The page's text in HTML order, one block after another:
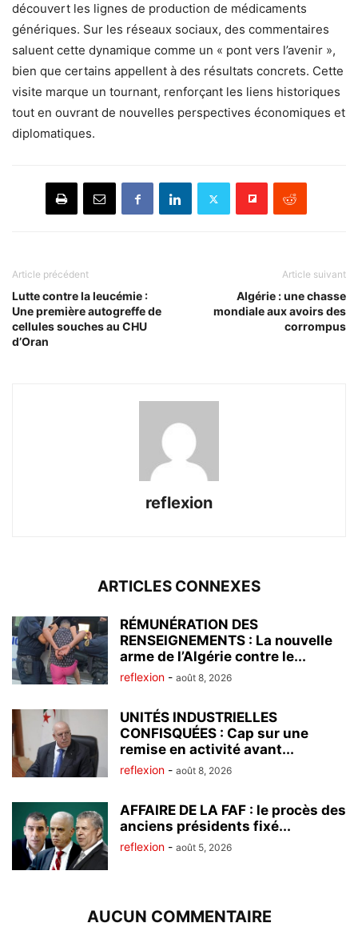
découvert les lignes de production de médicaments
génériques. Sur les réseaux sociaux, des commentaires
saluent cette dynamique comme un « pont vers l’avenir »,
bien que certains appellent à des résultats concrets. Cette
visite marque un tournant, renforçant les liens historiques
tout en ouvrant de nouvelles perspectives économiques et
diplomatiques.
Article précédent
Lutte contre la leucémie :
Une première autogreffe de
cellules souches au CHU
d’Oran
Article suivant
Algérie : une chasse
mondiale aux avoirs des
corrompus
reflexion
ARTICLES CONNEXES
RÉMUNÉRATION DES
RENSEIGNEMENTS : La nouvelle
arme de l’Algérie contre le...
reflexion - août 8, 2026
UNITÉS INDUSTRIELLES
CONFISQUÉES : Cap sur une
remise en activité avant...
reflexion - août 8, 2026
AFFAIRE DE LA FAF : le procès des
anciens présidents fixé...
reflexion - août 5, 2026
AUCUN COMMENTAIRE